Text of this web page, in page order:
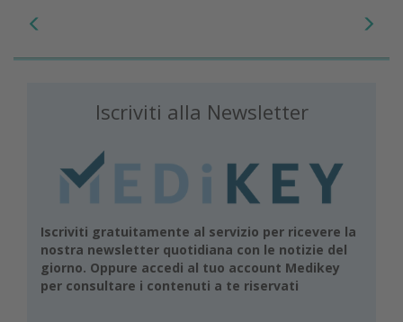
Iscriviti alla Newsletter
Iscriviti gratuitamente al servizio per ricevere la
nostra newsletter quotidiana con le notizie del
giorno. Oppure accedi al tuo account Medikey
per consultare i contenuti a te riservati